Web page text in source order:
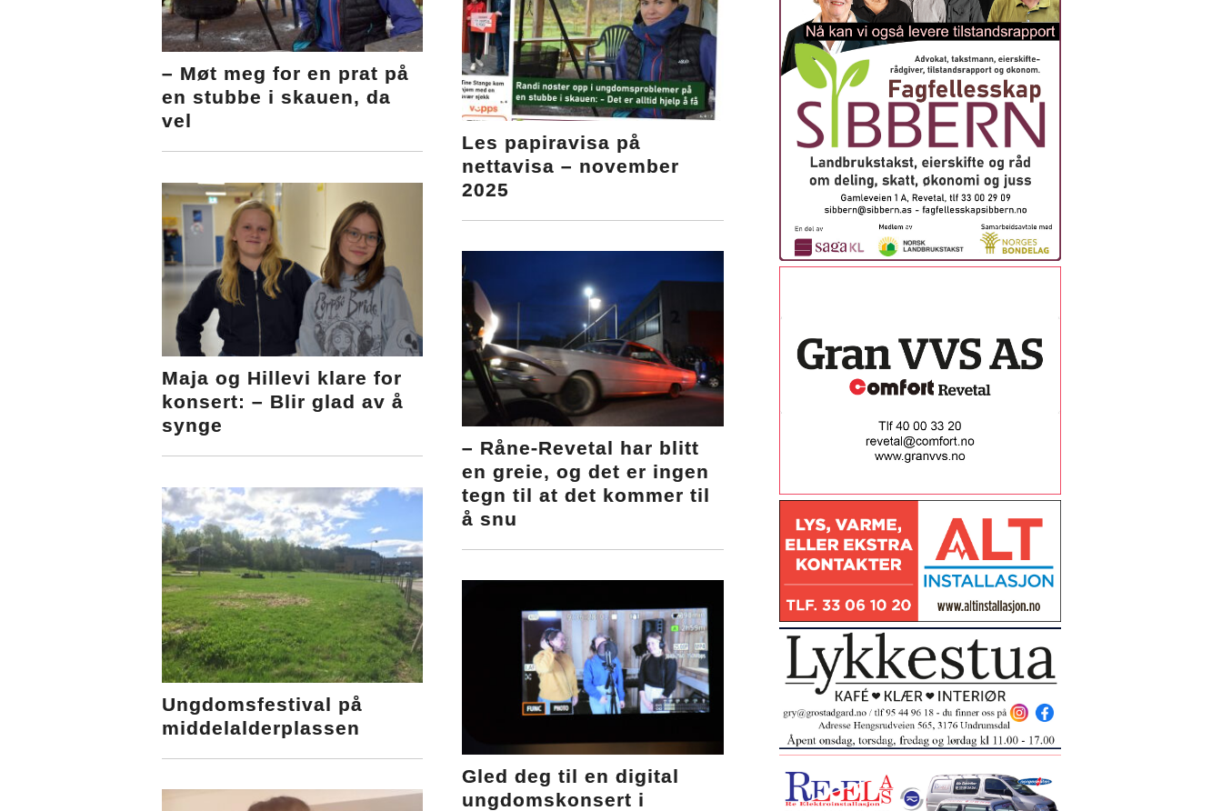
– Møt meg for en prat på
en stubbe i skauen, da
vel
Les papiravisa på
nettavisa – november
2025
Maja og Hillevi klare for
konsert: – Blir glad av å
synge
– Råne-Revetal har blitt
en greie, og det er ingen
tegn til at det kommer til
å snu
Ungdomsfestival på
middelalderplassen
Gled deg til en digital
ungdomskonsert i